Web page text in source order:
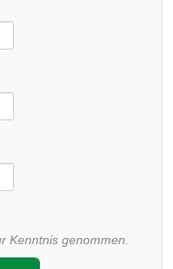
Kenntnis genommen.